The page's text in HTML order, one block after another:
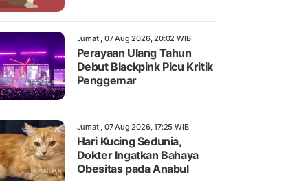
Jumat , 07 Aug 2026, 20:02 WIB
Perayaan Ulang Tahun
Debut Blackpink Picu Kritik
Penggemar
Jumat , 07 Aug 2026, 17:25 WIB
Hari Kucing Sedunia,
Dokter Ingatkan Bahaya
Obesitas pada Anabul